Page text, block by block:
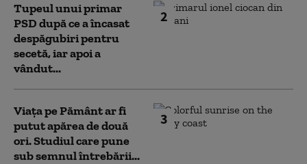
2
Tupeul unui primar
PSD după ce a încasat
despăgubiri pentru
secetă, iar apoi a
vândut...
3
Viața pe Pământ ar fi
putut apărea de două
ori. Studiul care pune
sub semnul întrebării...